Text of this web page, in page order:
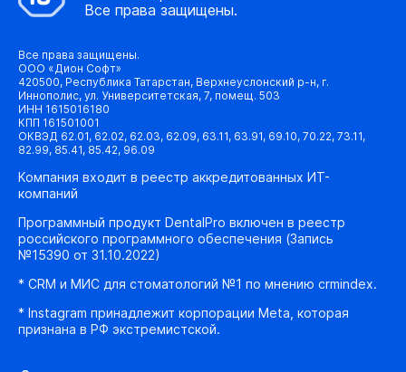
Все права защищены.
Все права защищены.
ООО «Дион Софт»
420500, Республика Татарстан, Верхнеуслонский р-н, г.
Иннополис, ул. Университетская, 7, помещ. 503
ИНН 1615016180
КПП 161501001
ОКВЭД 62.01, 62.02, 62.03, 62.09, 63.11, 63.91, 69.10, 70.22, 73.11,
82.99, 85.41, 85.42, 96.09
Компания входит в реестр аккредитованных ИТ-
компаний
Программный продукт DentalPro включен в реестр
российского программного обеспечения (Запись
№15390 от 31.10.2022)
* CRM и МИС для стоматологий №1 по мнению crmindex.
* Instagram принадлежит корпорации Meta, которая
признана в РФ экстремистской.